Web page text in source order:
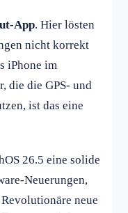
App. Hier lösten
nicht korrekt
iPhone im
die die GPS- und
ist das eine
26.5 eine solide
Neuerungen,
neue